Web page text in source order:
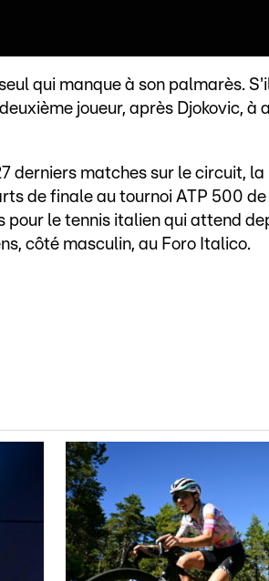
qui manque à son palmarès.
joueur, après Djokovic, à
derniers matches sur le circuit,
de finale au tournoi ATP 500
le tennis italien qui attend
côté masculin, au Foro Italico.